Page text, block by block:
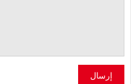
إرسال